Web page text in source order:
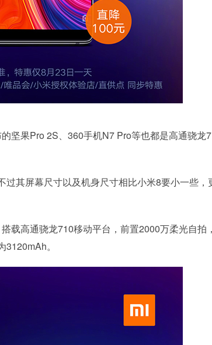
坚果Pro 2S、360手机N7 Pro等也都是高通骁龙
过其屏幕尺寸以及机身尺寸相比小米8要小一些，
载高通骁龙710移动平台，前置2000万柔光自拍
。